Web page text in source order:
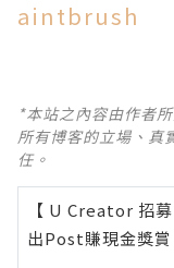
aintbrush
*本站之內容由作者
所有博客的立場、真
任。
【 U Creator 招募
出Post賺現金獎